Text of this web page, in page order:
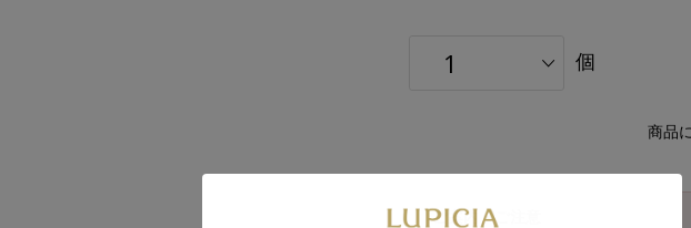
個
商品
ご案内・ご注意